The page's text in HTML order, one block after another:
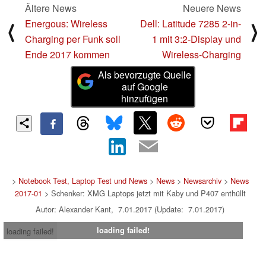
⟨
Ältere News
Energous: Wireless
Charging per Funk soll
Ende 2017 kommen
Neuere News
Dell: Latitude 7285 2-in-
1 mit 3:2-Display und
Wireless-Charging
⟩
Als bevorzugte Quelle
auf Google
hinzufügen
> Notebook Test, Laptop Test und News> News> Newsarchiv> News
2017-01 > Schenker: XMG Laptops jetzt mit Kaby und P407 enthüllt
Autor: Alexander Kant, 7.01.2017 (Update: 7.01.2017)
loading failed!
loading failed!